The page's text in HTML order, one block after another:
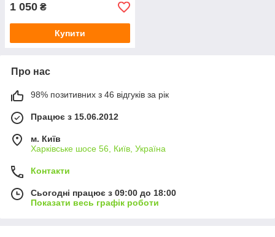
1 050 ₴
Купити
Про нас
98% позитивних з 46 відгуків за рік
Працює з 15.06.2012
м. Київ
Харківське шосе 56, Київ, Україна
Контакти
Сьогодні працює з 09:00 до 18:00
Показати весь графік роботи